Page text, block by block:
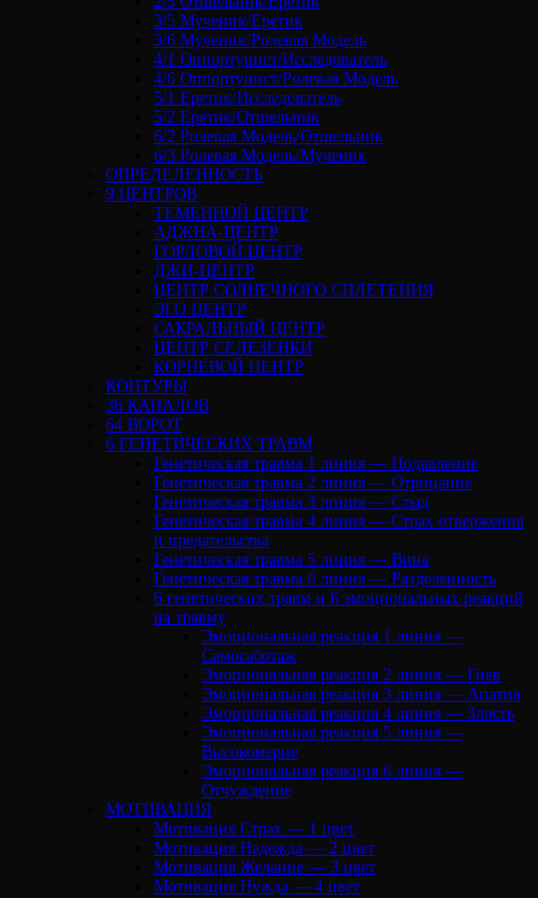
3/5 Мученик/Еретик
3/6 Мученик/Ролевая Модель
4/1 Оппортунист/Исследователь
4/6 Оппортунист/Ролевая Модель
5/1 Еретик/Исследователь
5/2 Еретик/Отшельник
6/2 Ролевая Модель/Отшельник
6/3 Ролевая Модель/Мученик
ОПРЕДЕЛЕННОСТЬ
9 ЦЕНТРОВ
ТЕМЕННОЙ ЦЕНТР
АДЖНА-ЦЕНТР
ГОРЛОВОЙ ЦЕНТР
ДЖИ-ЦЕНТР
ЦЕНТР СОЛНЕЧНОГО СПЛЕТЕНИЯ
ЭГО ЦЕНТР
САКРАЛЬНЫЙ ЦЕНТР
ЦЕНТР СЕЛЕЗЕНКИ
КОРНЕВОЙ ЦЕНТР
КОНТУРЫ
36 КАНАЛОВ
64 ВОРОТ
6 ГЕНЕТИЧЕСКИХ ТРАВМ
Генетическая травма 1 линия — Подавление
Генетическая травма 2 линия — Отрицание
Генетическая травма 3 линия — Стыд
Генетическая травма 4 линия — Страх отвержения
и предательства
Генетическая травма 5 линия — Вина
Генетическая травма 6 линия — Разделенность
6 генетических травм и 6 эмоциональных реакций
на травму
Эмоциональная реакция 1 линия —
Самосаботаж
Эмоциональная реакция 2 линия — Гнев
Эмоциональная реакция 3 линия — Апатия
Эмоциональная реакция 4 линия — Злость
Эмоциональная реакция 5 линия —
Высокомерие
Эмоциональная реакция 6 линия —
Отчуждение
МОТИВАЦИЯ
Мотивация Страх — 1 цвет
Мотивация Надежда — 2 цвет
Мотивация Желание — 3 цвет
Мотивация Нужда — 4 цвет